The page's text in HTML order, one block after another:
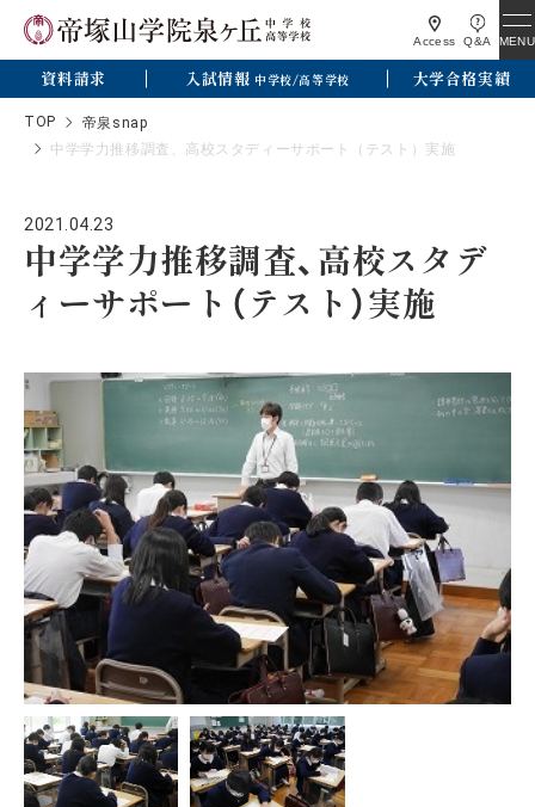
Access Q&A MENU
資料請求 入試情報 中学校/高等学校 大学合格実績
TOP
帝泉snap
中学学力推移調査、高校スタディーサポート（テスト）実施
2021.04.23
中学学力推移調査、高校スタデ
ィーサポート（テスト）実施